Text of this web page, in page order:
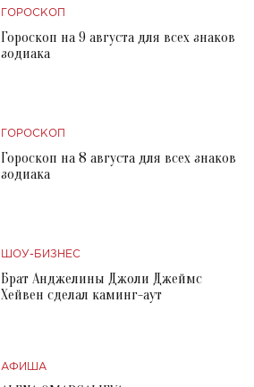
ГОРОСКОП
Гороскоп на 9 августа для всех знаков
зодиака
ГОРОСКОП
Гороскоп на 8 августа для всех знаков
зодиака
ШОУ-БИЗНЕС
Брат Анджелины Джоли Джеймс
Хейвен сделал каминг-аут
АФИША